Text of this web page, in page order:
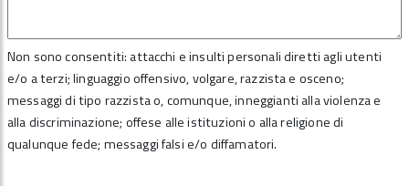
Non sono consentiti: attacchi e insulti personali diretti agli utenti
e/o a terzi; linguaggio offensivo, volgare, razzista e osceno;
messaggi di tipo razzista o, comunque, inneggianti alla violenza e
alla discriminazione; offese alle istituzioni o alla religione di
qualunque fede; messaggi falsi e/o diffamatori.